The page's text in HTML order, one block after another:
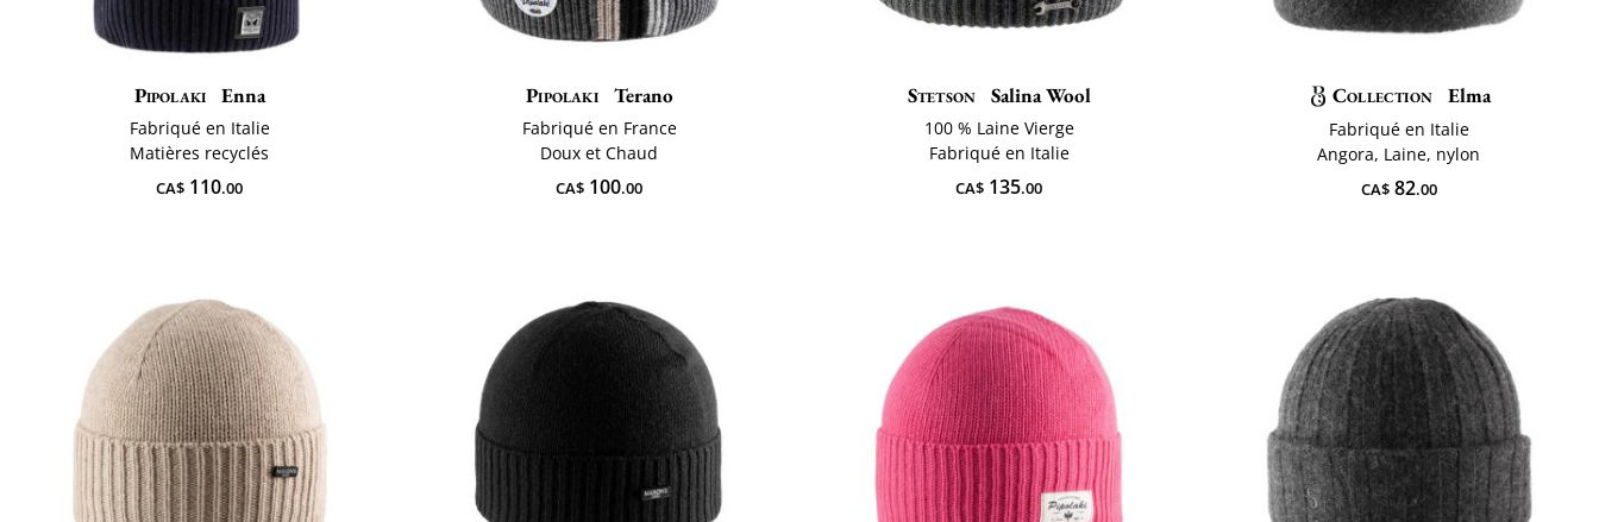
Pipolaki Enna
Fabriqué en Italie
Matières recyclés
CA$ 110.00
Pipolaki Terano
Fabriqué en France
Doux et Chaud
CA$ 100.00
Stetson Salina Wool
100 % Laine Vierge
Fabriqué en Italie
CA$ 135.00
Collection Elma
Fabriqué en Italie
Angora, Laine, nylon
CA$82.00